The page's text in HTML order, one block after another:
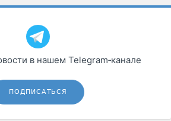
в нашем Telegram‑канале
ПОДПИСАТЬСЯ